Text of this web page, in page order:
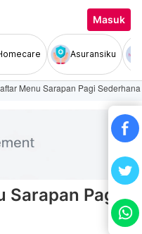
Masuk
Asuransiku
Menu Sarapan Pagi
Sarapan Pagi